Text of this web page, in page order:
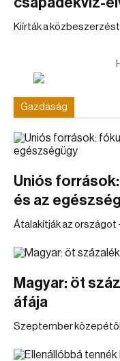
Kiírták a
Gazdaság
Uniós
és az
Átalakítják az országot
Magyar: öt
áfája
Szeptember